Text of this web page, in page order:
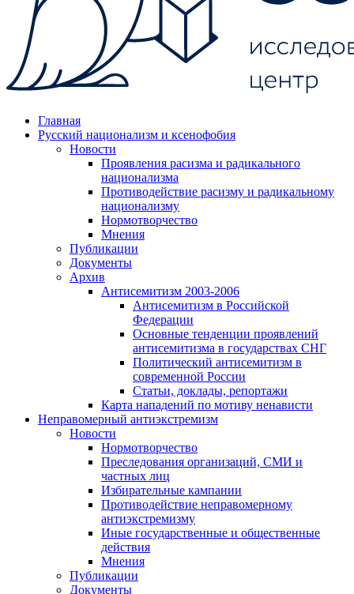
Главная
Русский национализм и ксенофобия
Новости
Проявления расизма и радикального
национализма
Противодействие расизму и радикальному
национализму
Нормотворчество
Мнения
Публикации
Документы
Архив
Антисемитизм 2003-2006
Антисемитизм в Российской
Федерации
Основные тенденции проявлений
антисемитизма в государствах СНГ
Политический антисемитизм в
современной России
Статьи, доклады, репортажи
Карта нападений по мотиву ненависти
Неправомерный антиэкстремизм
Новости
Нормотворчество
Преследования организаций, СМИ и
частных лиц
Избирательные кампании
Противодействие неправомерному
антиэкстремизму
Иные государственные и общественные
действия
Мнения
Публикации
Документы